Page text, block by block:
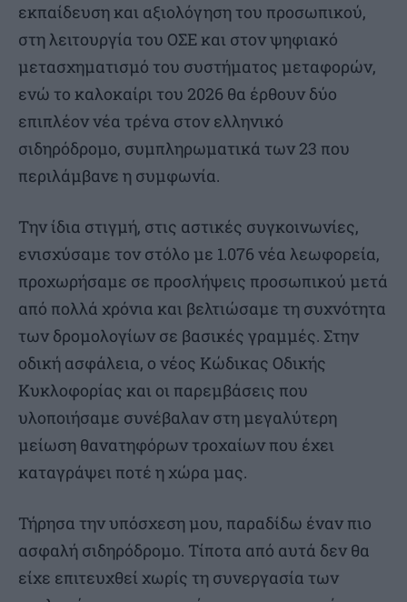
εκπαίδευση και αξιολόγηση του προσωπικού,
στη λειτουργία του ΟΣΕ και στον ψηφιακό
μετασχηματισμό του συστήματος μεταφορών,
ενώ το καλοκαίρι του 2026 θα έρθουν δύο
επιπλέον νέα τρένα στον ελληνικό
σιδηρόδρομο, συμπληρωματικά των 23 που
περιλάμβανε η συμφωνία.
Την ίδια στιγμή, στις αστικές συγκοινωνίες,
ενισχύσαμε τον στόλο με 1.076 νέα λεωφορεία,
προχωρήσαμε σε προσλήψεις προσωπικού μετά
από πολλά χρόνια και βελτιώσαμε τη συχνότητα
των δρομολογίων σε βασικές γραμμές. Στην
οδική ασφάλεια, ο νέος Κώδικας Οδικής
Κυκλοφορίας και οι παρεμβάσεις που
υλοποιήσαμε συνέβαλαν στη μεγαλύτερη
μείωση θανατηφόρων τροχαίων που έχει
καταγράψει ποτέ η χώρα μας.
Τήρησα την υπόσχεση μου, παραδίδω έναν πιο
ασφαλή σιδηρόδρομο. Τίποτα από αυτά δεν θα
είχε επιτευχθεί χωρίς τη συνεργασία των